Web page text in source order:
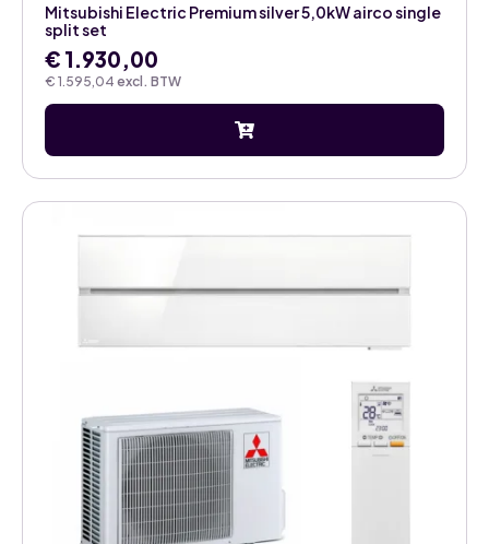
€ 1.595,04 excl. BTW
Mitsubishi Electric Premium silver 5,0kW airco single
split set
€ 1.930,00